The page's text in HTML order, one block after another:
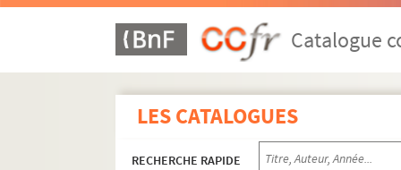
Catalogue
LES CATALOGUES
RECHERCHE RAPIDE